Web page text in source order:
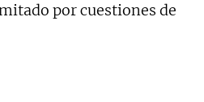
por cuestiones de